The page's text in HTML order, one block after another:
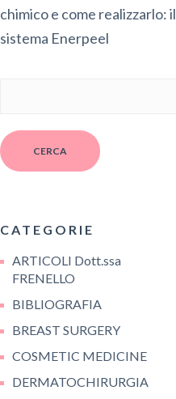
chimico e come realizzarlo: il
sistema Enerpeel
CERCA
CATEGORIE
ARTICOLI Dott.ssa
FRENELLO
BIBLIOGRAFIA
BREAST SURGERY
COSMETIC MEDICINE
DERMATOCHIRURGIA